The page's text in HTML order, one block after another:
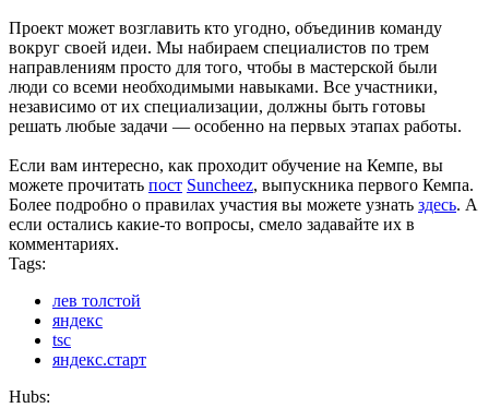
Проект может возглавить кто угодно, объединив команду
вокруг своей идеи. Мы набираем специалистов по трем
направлениям просто для того, чтобы в мастерской были
люди со всеми необходимыми навыками. Все участники,
независимо от их специализации, должны быть готовы
решать любые задачи — особенно на первых этапах работы.
Если вам интересно, как проходит обучение на Кемпе, вы
можете прочитать пост Suncheez, выпускника первого Кемпа.
Более подробно о правилах участия вы можете узнать здесь. А
если остались какие-то вопросы, смело задавайте их в
комментариях.
Tags:
лев толстой
яндекс
tsc
яндекс.старт
Hubs: